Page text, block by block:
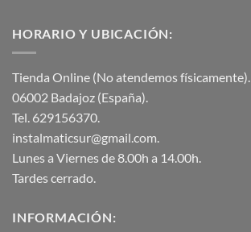
HORARIO Y UBICACIÓN:
Tienda Online (No atendemos físicamente).
06002 Badajoz (España).
Tel. 629156370.
instalmaticsur@gmail.com.
Lunes a Viernes de 8.00h a 14.00h.
Tardes cerrado.
INFORMACIÓN: